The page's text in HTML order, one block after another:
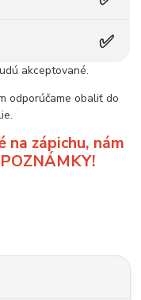
✅
akceptované.
odporúčame obaliť do
zápichu, nám